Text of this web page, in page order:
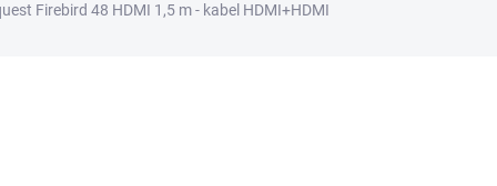
Firebird 48 HDMI 1,5 m - kabel HDMI+HDMI